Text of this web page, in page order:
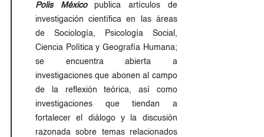
Polis Méxicopublica artículos de
investigación científica en las áreas
de Sociología, Psicología Social,
Ciencia Política y Geografía Humana;
se encuentra abierta a
investigaciones que abonen al campo
de la reflexión teórica, así como
investigaciones que tiendan a
fortalecer el diálogo y la discusión
razonada sobre temas relacionados